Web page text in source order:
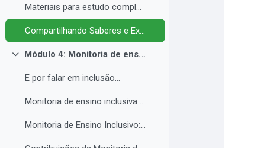
Materiais para estudo complementar - Módulo 3.
Compartilhando Saberes e Experiências. 2
Contrair
Módulo 4: Monitoria de ensino inclusiva no processo formativo de estudantes com Necessidades Educacionais Específicas - NEE no contexto da Educação Profissional e Tecnológica.
E por falar em inclusão...
Monitoria de ensino inclusiva junto a estudante com Necessidades Educacionais Específicas - NEE no contexto da Educação Profissional e Tecnológica.
Monitoria de Ensino Inclusivo: Conceitos e Objetivos.